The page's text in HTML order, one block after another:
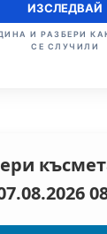
ИЗСЛЕДВАЙ
И РАЗБЕРИ
СЕ СЛУЧИЛИ